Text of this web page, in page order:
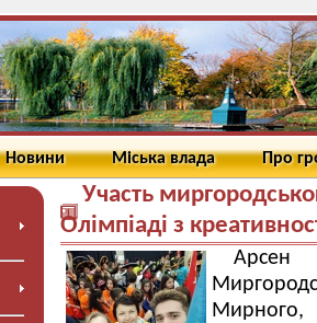
Новини Міська влада Про
Участь
Олімпіаді з